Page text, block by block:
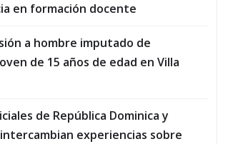
en formación docente
a hombre imputado de
de 15 años de edad en Villa
de República Dominica y
experiencias sobre